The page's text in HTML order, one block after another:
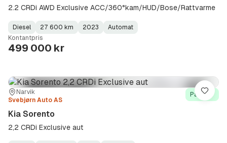
2.2 CRDi AWD Exclusive ACC/360°kam/HUD/Bose/Rattvarme
Fuel
Type:
Diesel
Kilometerstand:
27 600 km
Model
Year:
2023
Gearbox
Type:
Automat
Kontantpris
499 000 kr
Sted:Narvik
Forhandler:
Svebjørn Auto AS
På lager
Kia Sorento
2,2 CRDi Exclusive aut
Lagre